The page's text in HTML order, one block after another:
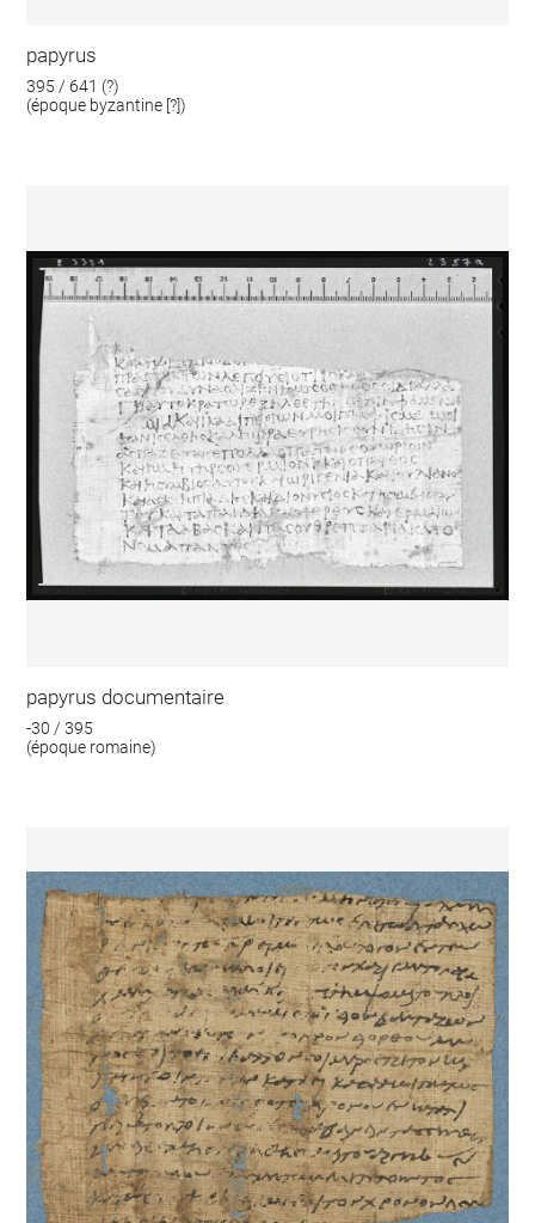
papyrus
395 / 641 (?)
(époque byzantine [?])
papyrus documentaire
-30 / 395
(époque romaine)